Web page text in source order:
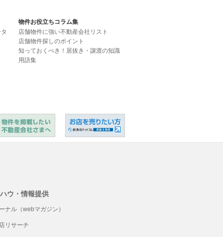
物件お役立ちコラム集
店舗物件に強い不動産会社リスト
店舗物件探しのポイント
知っておくべき！居抜き・譲渡の知識
用語集
ウ・情報提供
ナル（webマガジン）
リサーチ